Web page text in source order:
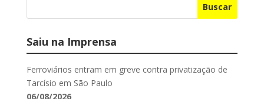
Buscar
Saiu na Imprensa
Ferroviários entram em greve contra privatização de
Tarcísio em São Paulo
06/08/2026